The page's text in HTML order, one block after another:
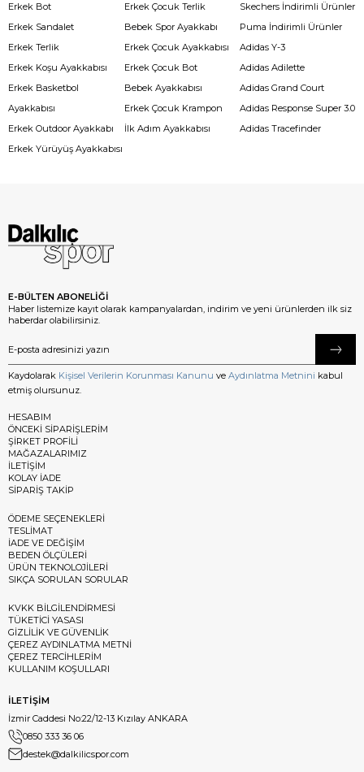
Erkek Bot
Erkek Sandalet
Erkek Terlik
Erkek Koşu Ayakkabısı
Erkek Basketbol
Ayakkabısı
Erkek Outdoor Ayakkabı
Erkek Yürüyüş Ayakkabısı
Erkek Çocuk Terlik
Bebek Spor Ayakkabı
Erkek Çocuk Ayakkabısı
Erkek Çocuk Bot
Bebek Ayakkabısı
Erkek Çocuk Krampon
İlk Adım Ayakkabısı
Skechers İndirimli Ürünler
Puma İndirimli Ürünler
Adidas Y-3
Adidas Adilette
Adidas Grand Court
Adidas Response Super 3.0
Adidas Tracefinder
E-BÜLTEN ABONELİĞİ
Haber listemize kayıt olarak kampanyalardan, indirim ve yeni ürünlerden ilk siz
haberdar olabilirsiniz.
Kaydolarak Kişisel Verilerin Korunması Kanunu ve Aydınlatma Metnini kabul
etmiş olursunuz.
HESABIM
ÖNCEKİ SİPARİŞLERİM
ŞİRKET PROFİLİ
MAĞAZALARIMIZ
İLETİŞİM
KOLAY İADE
SİPARİŞ TAKİP
ÖDEME SEÇENEKLERİ
TESLİMAT
İADE VE DEĞİŞİM
BEDEN ÖLÇÜLERİ
ÜRÜN TEKNOLOJİLERİ
SIKÇA SORULAN SORULAR
KVKK BİLGİLENDİRMESİ
TÜKETİCİ YASASI
GİZLİLİK VE GÜVENLİK
ÇEREZ AYDINLATMA METNİ
ÇEREZ TERCİHLERİM
KULLANIM KOŞULLARI
İLETİŞİM
İzmir Caddesi No:22/12-13 Kızılay ANKARA
0850 333 36 06
destek@dalkilicspor.com